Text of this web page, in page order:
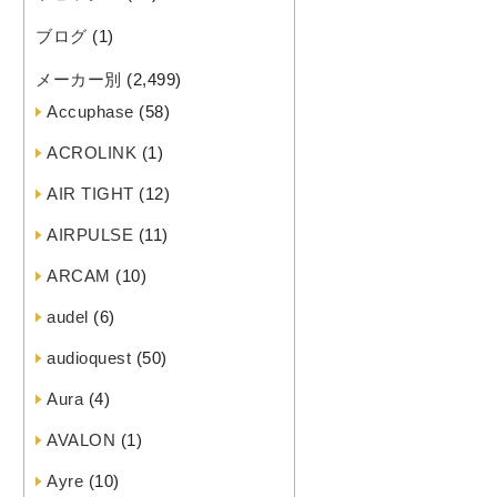
ブログ (1)
メーカー別 (2,499)
Accuphase (58)
ACROLINK (1)
AIR TIGHT (12)
AIRPULSE (11)
ARCAM (10)
audel (6)
audioquest (50)
Aura (4)
AVALON (1)
Ayre (10)